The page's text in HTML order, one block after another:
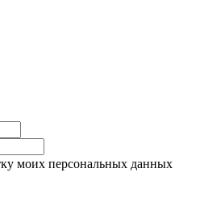
моих персональных данных